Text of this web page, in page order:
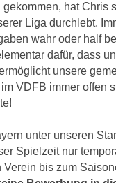
hat
Liga durchlebt.
wahr oder half
dafür, dass
unsere
VDFB immer offen
unter unseren
Spielzeit nur
Verein bis zum